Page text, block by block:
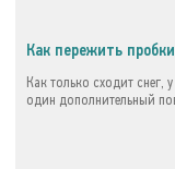
Как пережить
Как только сходит снег,
один дополнительный